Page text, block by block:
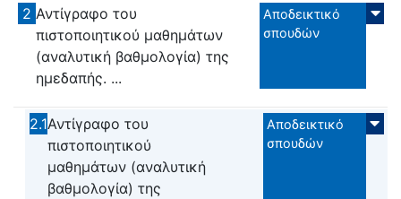
2 Αντίγραφο του
πιστοποιητικού μαθημάτων
(αναλυτική βαθμολογία) της
ημεδαπής. ...
Αποδεικτικό
σπουδών
2.1Αντίγραφο του
πιστοποιητικού
μαθημάτων (αναλυτική
βαθμολογία) της
Αποδεικτικό
σπουδών